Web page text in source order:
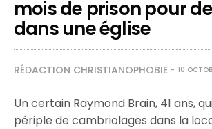
mois de prison pour
dans une église
RÉDACTION CHRISTIANOPHOBIE 10
Un certain Raymond Brain, 41 ans,
périple de cambriolages dans la